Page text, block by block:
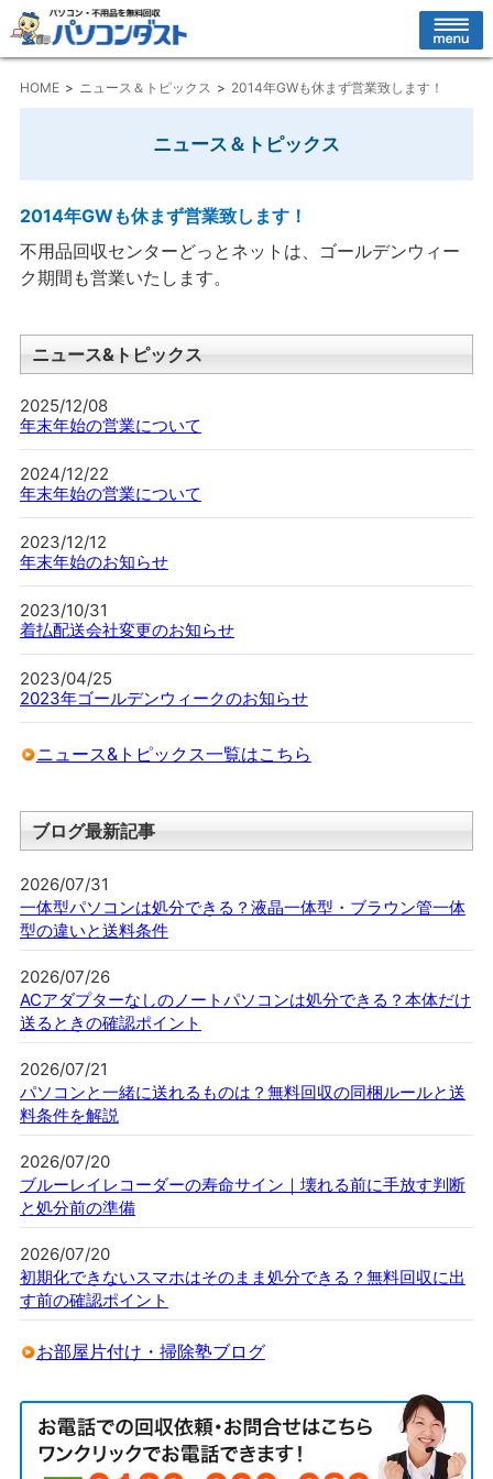
HOME ニュース＆トピックス 2014年GWも休まず営業致します！
ニュース＆トピックス
2014年GWも休まず営業致します！
不用品回収センターどっとネットは、ゴールデンウィー
ク期間も営業いたします。
ニュース&トピックス
2025/12/08
年末年始の営業について
2024/12/22
年末年始の営業について
2023/12/12
年末年始のお知らせ
2023/10/31
着払配送会社変更のお知らせ
2023/04/25
2023年ゴールデンウィークのお知らせ
ニュース&トピックス一覧はこちら
ブログ最新記事
2026/07/31
一体型パソコンは処分できる？液晶一体型・ブラウン管一体
型の違いと送料条件
2026/07/26
ACアダプターなしのノートパソコンは処分できる？本体だけ
送るときの確認ポイント
2026/07/21
パソコンと一緒に送れるものは？無料回収の同梱ルールと送
料条件を解説
2026/07/20
ブルーレイレコーダーの寿命サイン｜壊れる前に手放す判断
と処分前の準備
2026/07/20
初期化できないスマホはそのまま処分できる？無料回収に出
す前の確認ポイント
お部屋片付け・掃除塾ブログ